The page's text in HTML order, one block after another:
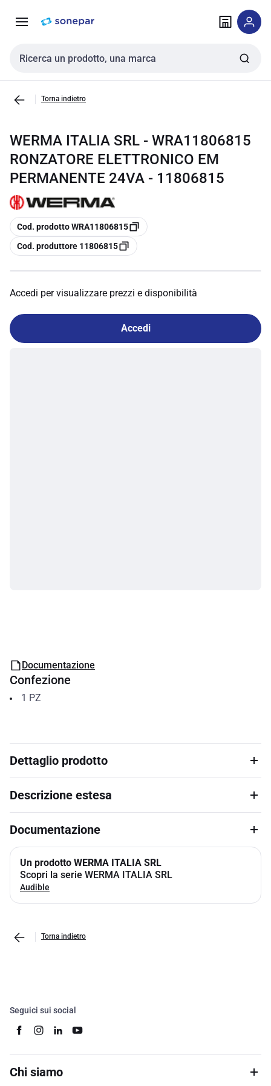
navigazione alla
Cerca input
Torna indietro
WERMA ITALIA SRL - WRA11806815
RONZATORE ELETTRONICO EM
PERMANENTE 24VA - 11806815
copia
Cod. prodotto WRA11806815
copia
Cod. produttore 11806815
Accedi per visualizzare prezzi e disponibilità
Accedi
Documentazione
Confezione
1 PZ
Dettaglio prodotto
Descrizione estesa
Documentazione
Un prodotto WERMA ITALIA SRL
Scopri la serie WERMA ITALIA SRL
Audible
Torna indietro
Seguici sui social
Chi siamo